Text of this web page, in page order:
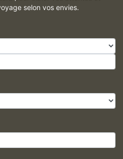
selon vos envies.